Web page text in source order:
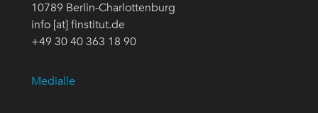
10789 Berlin-Charlottenburg
info [at] finstitut.de
+49 30 40 363 18 90
Medialle